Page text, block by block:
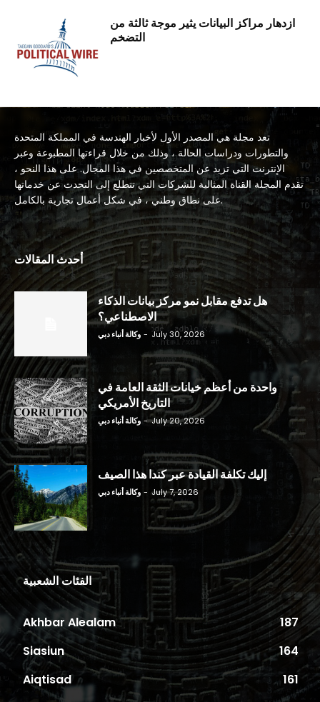
ازدهار مراكز البيانات يثير موجة ثالثة من
التضخم
تعد مجلة هي المصدر الأول لأخبار الهندسة في المملكة المتحدة
والتطورات ودراسات الحالة ، وذلك من خلال قراءتها المطبوعة وعبر
الإنترنت التي تزيد عن المتخصصين في هذا المجال. على هذا النحو ،
تقدم المجلة القناة المثالية للشركات التي تتطلع إلى التحدث عن خدماتها
على نطاق وطني ، في شكل أعمال تجارية بالكامل.
أحدث المقالات
هل تدفع مقابل نمو مركز بيانات الذكاء
الاصطناعي؟
وكالة أنباء دبي - July 30, 2026
واحدة من أعظم خيانات الثقة العامة في
التاريخ الأمريكي
وكالة أنباء دبي - July 20, 2026
إليك تكلفة القيادة عبر كندا هذا الصيف
وكالة أنباء دبي - July 7, 2026
الفئات الشعبية
Akhbar Alealam
187
Siasiun
164
Aiqtisad
161